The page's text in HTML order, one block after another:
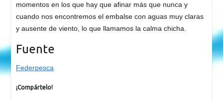
momentos en los que hay que afinar más que nunca y
cuando nos encontremos el embalse con aguas muy claras
y ausente de viento, lo que llamamos la calma chicha.
Fuente
Federpesca
¡Compártelo!